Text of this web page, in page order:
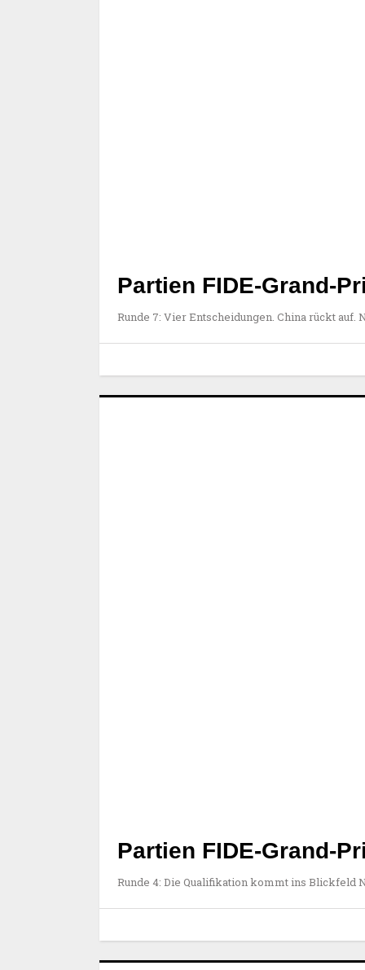
Partien FIDE-Grand-
Runde 7: Vier Entscheidungen. China rückt auf.
Partien FIDE-Grand-
Runde 4: Die Qualifikation kommt ins Blickfeld